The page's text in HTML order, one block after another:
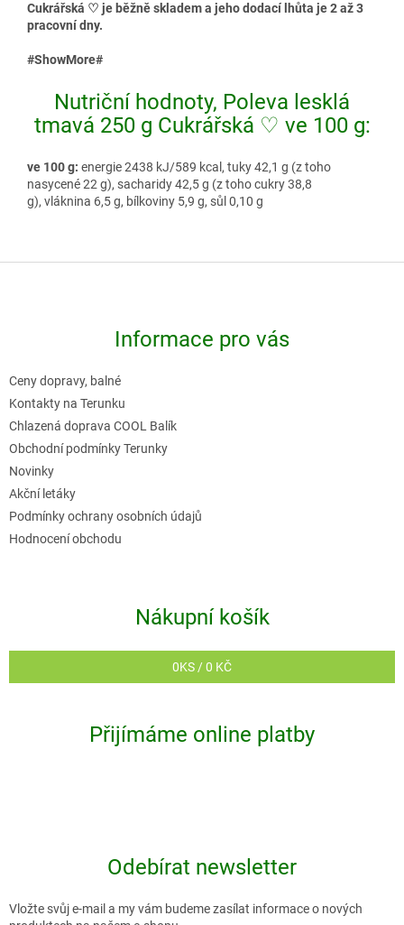
Cukrářská ♡ je běžně skladem a jeho dodací lhůta je 2 až 3
pracovní dny.
#ShowMore#
Nutriční hodnoty, Poleva lesklá
tmavá 250 g Cukrářská ♡ ve 100 g:
ve 100 g: energie 2438 kJ/589 kcal, tuky 42,1 g (z toho
nasycené 22 g), sacharidy 42,5 g (z toho cukry 38,8
g), vláknina 6,5 g, bílkoviny 5,9 g, sůl 0,10 g
Informace pro vás
Ceny dopravy, balné
Kontakty na Terunku
Chlazená doprava COOL Balík
Obchodní podmínky Terunky
Novinky
Akční letáky
Podmínky ochrany osobních údajů
Hodnocení obchodu
Nákupní košík
0KS /0 KČ
Přijímáme online platby
Odebírat newsletter
Vložte svůj e-mail a my vám budeme zasílat informace o nových